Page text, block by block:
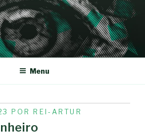
Menu
POR REI-ARTUR